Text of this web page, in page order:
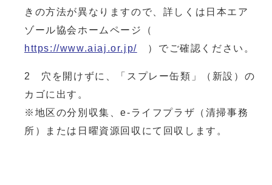
きの方法が異なりますので、詳しくは日本エア
ゾール協会ホームページ（
https://www.aiaj.or.jp/ ）でご確認ください。
2 穴を開けずに、「スプレー缶類」（新設）の
カゴに出す。
※地区の分別収集、e-ライフプラザ（清掃事務
所）または日曜資源回収にて回収します。